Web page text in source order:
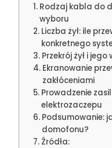
Rodzaj kabla do
wyboru
Liczba żył: ile
konkretnego
Przekrój żył i
Ekranowanie
zakłóceniami
Prowadzenie
elektrozaczepu
Podsumowanie:
domofonu?
Źródła: